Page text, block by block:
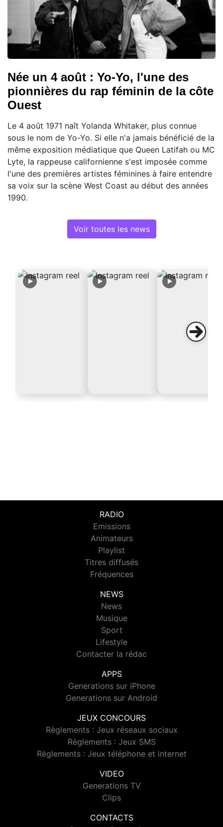
Née un 4 août : Yo-Yo, l'une des
pionnières du rap féminin de la côte
Ouest
Le 4 août 1971 naît Yolanda Whitaker, plus connue
sous le nom de Yo-Yo. Si elle n'a jamais bénéficié de la
même exposition médiatique que Queen Latifah ou MC
Lyte, la rappeuse californienne s'est imposée comme
l'une des premières artistes féminines à faire entendre
sa voix sur la scène West Coast au début des années
1990.
Voir toutes les news
RADIO
Emissions
Animateurs
Playlist
Titres diffusés
Fréquences
NEWS
News
Musique
Sport
Lifestyle
Contacter la rédac
APPS
Generations sur iPhone
Generations sur Android
JEUX CONCOURS
Règlements : Jeux réseaux sociaux
Règlements : Jeux SMS
Règlements : Jeux téléphone et internet
VIDEO
Generations TV
Clips
CONTACTS